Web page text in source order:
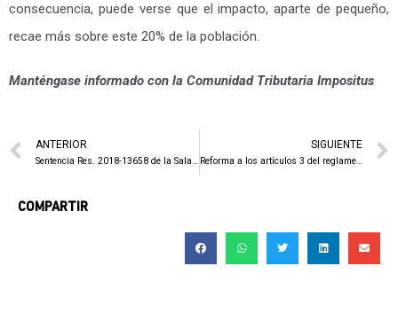
consecuencia, puede verse que el impacto, aparte de pequeño,
recae más sobre este 20% de la población.
Manténgase informado con la Comunidad Tributaria Impositus
ANTERIOR SIGUIENTE
Reforma a los artículos 3 del reglamento de procedimientos tributarios municipales de la Municipalidad de San José.
COMPARTIR